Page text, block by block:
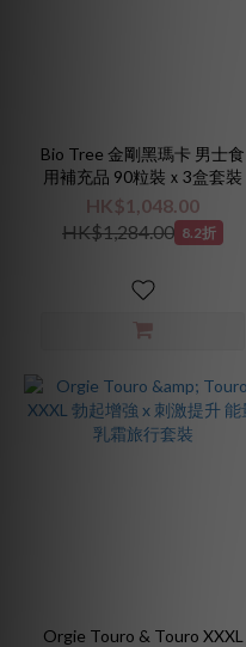
Bio Tree 金剛黑瑪卡 男士食
用補充品 90粒裝ｘ3盒套裝
HK$1,048.00
HK$1,284.00 8.2折
Orgie Touro & Touro XXXL